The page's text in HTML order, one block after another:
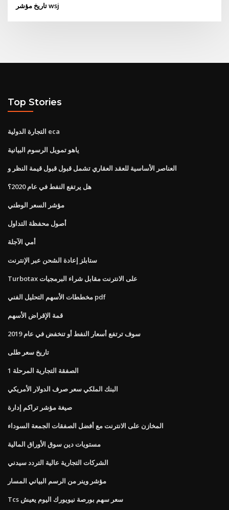
تاريخ مؤشر wsj
Top Stories
التجارة الدولية eca
ياهو تمويل الرسوم البيانية
العناصر الأساسية للعقد العقاري تشمل قبول قبول قيمة النظر و
هل يرتفع النفط في عام 2020؟
مؤشر السعر الوطني
أصول محفظة التداول
أمي الآجلة
ستابلز إعادة الشحن عبر الإنترنت
Turbotax على الانترنت مقابل شراء البرمجيات
مخططات الأسهم التحليل الفني pdf
قمة الإقراض الأسهم
سوف ترتفع أسعار النفط أو تنخفض في عام 2019
تاريخ سعر طلى
الصفقة التجارية المرحلة 1
البنك الملكي سعر صرف الدولار الأمريكي
صيغة مؤشر تراكم إدارة
المخازن على الانترنت مع أفضل الصفقات الجمعة السوداء
مستويات دين سوق الأوراق المالية
الشركات التجارية عالية التردد سيدني
مؤشر وينر من الرسم البياني المسار
Tcs سعر سهم بورصة نيويورك اليوم يعيش